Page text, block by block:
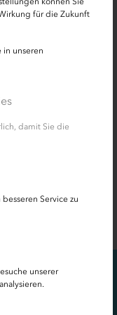
für die Zukunft
in unseren
damit Sie die
Service zu
unserer
für
Beratung
der IB.SH
mehr: Wir
oder